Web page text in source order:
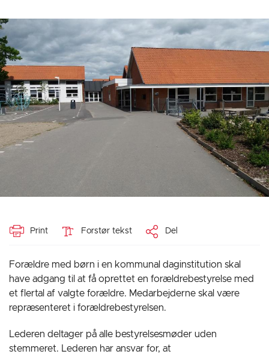
Print Forstør tekst Del
Forældre med børn i en kommunal daginstitution skal
have adgang til at få oprettet en forældrebestyrelse med
et flertal af valgte forældre. Medarbejderne skal være
repræsenteret i forældrebestyrelsen.
Lederen deltager på alle bestyrelsesmøder uden
stemmeret. Lederen har ansvar for, at